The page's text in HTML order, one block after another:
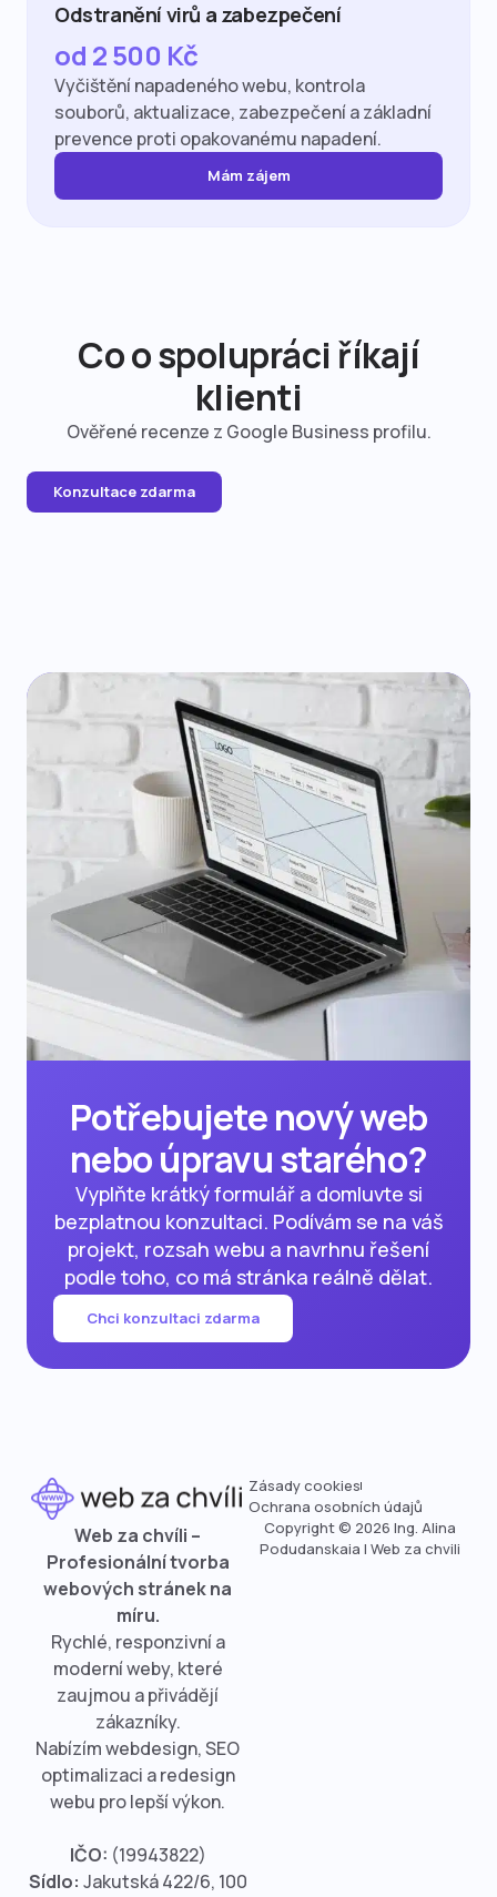
Odstranění virů a zabezpečení
od 2 500 Kč
Vyčištění napadeného webu, kontrola
souborů, aktualizace, zabezpečení a základní
prevence proti opakovanému napadení.
Mám zájem
Co o spolupráci říkají
klienti
Ověřené recenze z Google Business profilu.
Konzultace zdarma
Potřebujete nový web
nebo úpravu starého?
Vyplňte krátký formulář a domluvte si
bezplatnou konzultaci. Podívám se na váš
projekt, rozsah webu a navrhnu řešení
podle toho, co má stránka reálně dělat.
Chci konzultaci zdarma
Web za chvíli –
Profesionální tvorba
webových stránek na
míru.
Rychlé, responzivní a
moderní weby, které
zaujmou a přivádějí
zákazníky.
Nabízím webdesign, SEO
optimalizaci a redesign
webu pro lepší výkon.
IČO: (19943822)
Sídlo: Jakutská 422/6, 100
Copyright © 2026 Ing. Alina
Podudanskaia | Web za chvili
Zásady cookies
Ochrana osobních údajů